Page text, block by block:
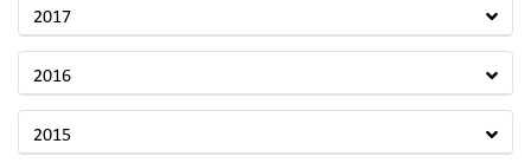
2017
2016
2015